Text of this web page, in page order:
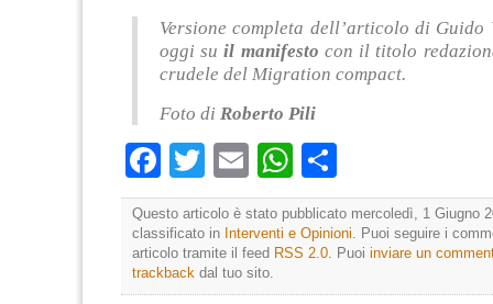
Versione completa dell’articolo di Guido
oggi suil manifesto con il titolo
crudele del Migration compact.
Foto di Roberto Pili
Facebook
TwitterEmailWhatsApp
Questo articolo è stato pubblicato mercoledì, 1 Giugno
classificato in Interventi e Opinioni. Puoi seguire i
articolo tramite il feed RSS 2.0. Puoi inviare un
trackback dal tuo sito.